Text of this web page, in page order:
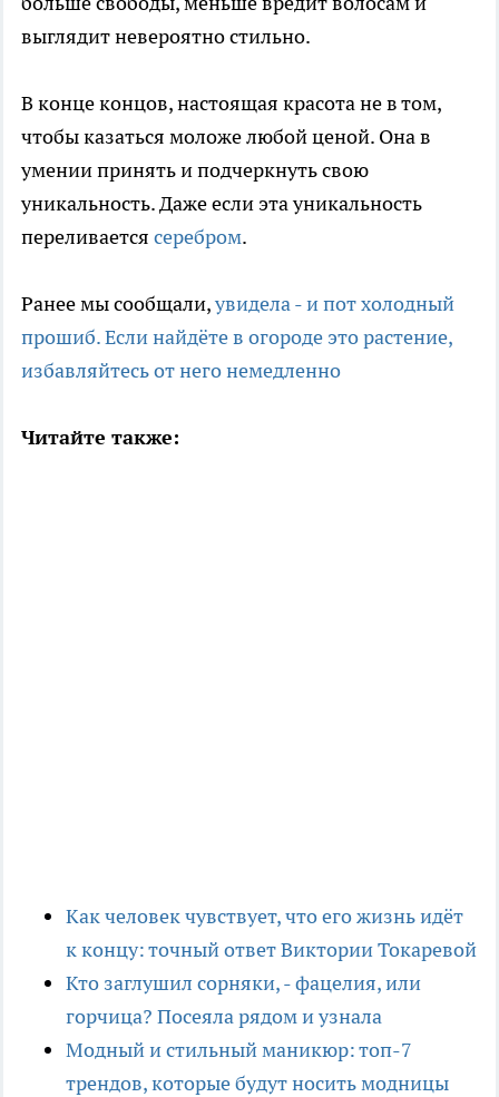
выглядит невероятно стильно.
В конце концов, настоящая красота не в том,
чтобы казаться моложе любой ценой. Она в
умении принять и подчеркнуть свою
уникальность. Даже если эта уникальность
переливается серебром.
Ранее мы сообщали,увидела - и пот холодный
прошиб. Если найдёте в огороде это растение,
избавляйтесь от него немедленно
Читайте также:
Как человек чувствует, что его жизнь идёт
к концу: точный ответ Виктории Токаревой
Кто заглушил сорняки, - фацелия, или
горчица? Посеяла рядом и узнала
Модный и стильный маникюр: топ-7
трендов, которые будут носить модницы